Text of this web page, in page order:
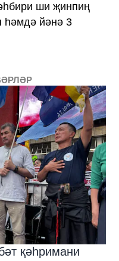
ши җинпиң
һәмдә йәнә 3
қәһримани